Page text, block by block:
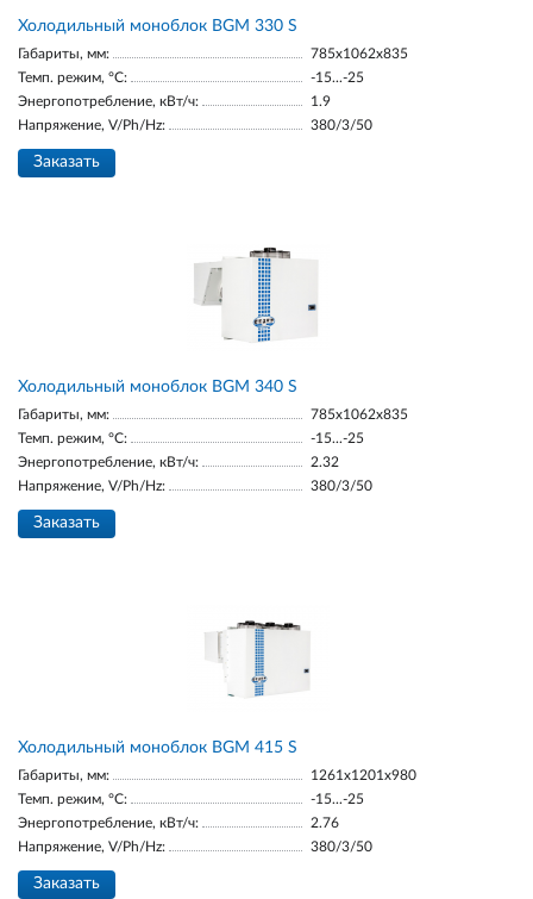
Холодильный моноблок BGM 330 S
Габариты, мм:
785x1062x835
Темп. режим, °С:
-15...-25
Энергопотребление, кВт/ч:
1.9
Напряжение, V/Ph/Hz:
380/3/50
Заказать
Холодильный моноблок BGM 340 S
Габариты, мм:
785x1062x835
Темп. режим, °С:
-15...-25
Энергопотребление, кВт/ч:
2.32
Напряжение, V/Ph/Hz:
380/3/50
Заказать
Холодильный моноблок BGM 415 S
Габариты, мм:
1261x1201x980
Темп. режим, °С:
-15...-25
Энергопотребление, кВт/ч:
2.76
Напряжение, V/Ph/Hz:
380/3/50
Заказать